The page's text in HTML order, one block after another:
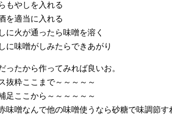
もやしを入れる
を適当に入れる
に火が通ったら味噌を溶く
に味噌がしみたらできあがり
ったから作ってみれば良いお。
抜粋ここまで～～～～～
足ここから～～～～～～
味噌なんで他の味噌使うなら砂糖で味調節す